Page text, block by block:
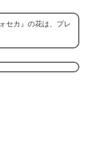
セカ』の花は、プレ